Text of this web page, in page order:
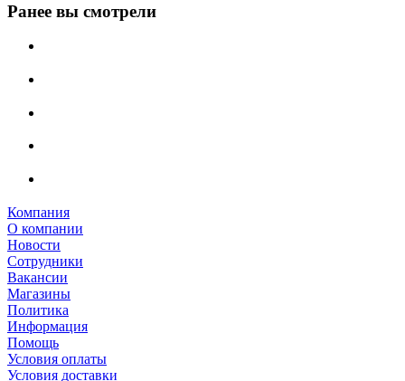
Ранее вы смотрели
Компания
О компании
Новости
Сотрудники
Вакансии
Магазины
Политика
Информация
Помощь
Условия оплаты
Условия доставки